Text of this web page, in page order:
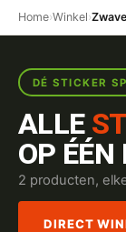
Home›Winkel›
DÉ STICKER
ALLE
OP ÉÉN
2 producten,
DIRECT